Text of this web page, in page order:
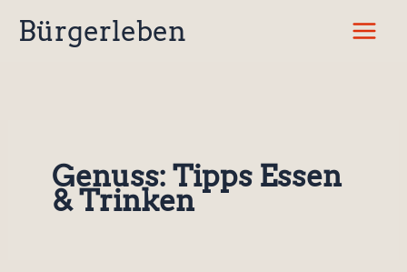
InhaltBürgerleben
Genuss: Tipps Essen
& Trinken